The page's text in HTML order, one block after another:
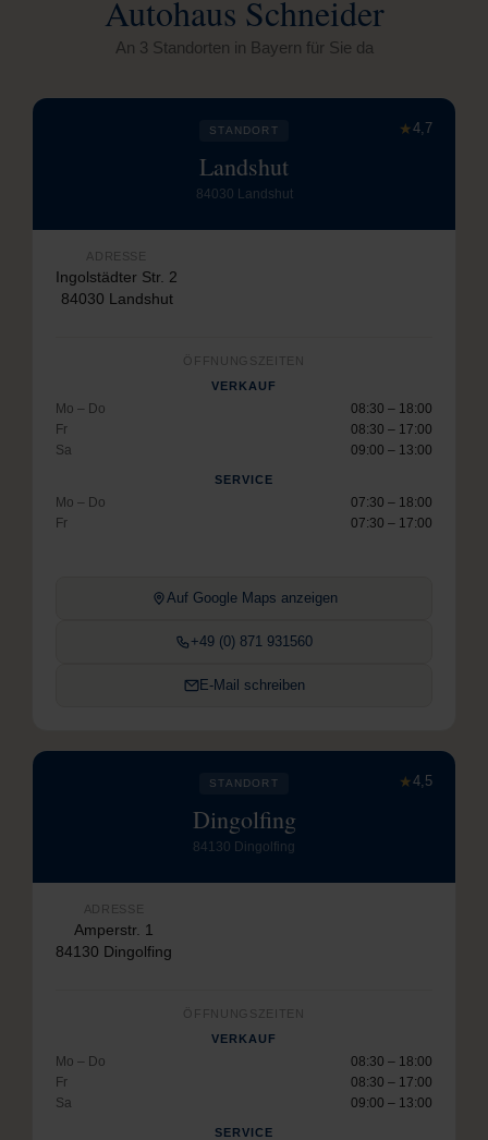
Autohaus Schneider
An 3 Standorten in Bayern für Sie da
★4,7
STANDORT
Landshut
84030 Landshut
ADRESSE
Ingolstädter Str. 2
84030 Landshut
ÖFFNUNGSZEITEN
VERKAUF
Mo – Do
08:30 – 18:00
Fr
08:30 – 17:00
Sa
09:00 – 13:00
SERVICE
Mo – Do
07:30 – 18:00
Fr
07:30 – 17:00
Auf Google Maps anzeigen
+49 (0) 871 931560
E-Mail schreiben
★4,5
STANDORT
Dingolfing
84130 Dingolfing
ADRESSE
Amperstr. 1
84130 Dingolfing
ÖFFNUNGSZEITEN
VERKAUF
Mo – Do
08:30 – 18:00
Fr
08:30 – 17:00
Sa
09:00 – 13:00
SERVICE